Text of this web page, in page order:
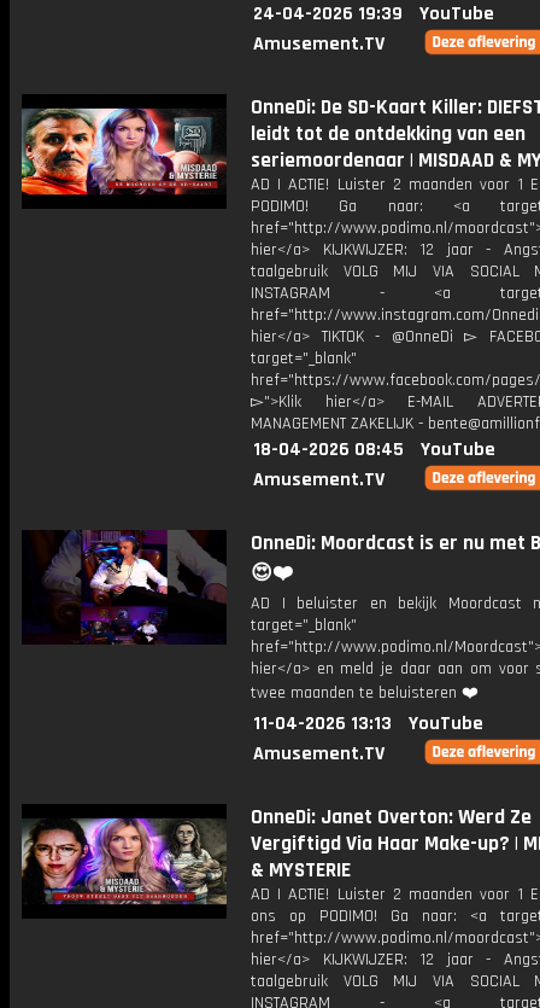
24-04-2026 19:39
YouTube
Amusement.TV
OnneDi: De SD-Kaart Killer:
leidt tot de ontdekking van een
seriemoordenaar | MISDAAD &
AD | ACTIE! Luister 2 maanden voor 1
PODIMO! Ga naar: <a
href="http://www.podimo.nl/
hier</a> KIJKWIJZER: 12 jaar -
taalgebruik VOLG MIJ VIA SOCIAL
INSTAGRAM - <a
href="http://www.instagram.com/
hier</a> TIKTOK - @OnneDi ▻
target="_blank"
href="https://www.facebook.com/pages/
▻">Klik hier</a> E-MAIL
MANAGEMENT ZAKELIJK -
18-04-2026 08:45
YouTube
Amusement.TV
OnneDi: Moordcast is er nu met
😍❤️
AD | beluister en bekijk Moordcast
target="_blank"
href="http://www.podimo.nl/
hier</a> en meld je daar aan om voor
twee maanden te beluisteren ❤️
11-04-2026 13:13
YouTube
Amusement.TV
OnneDi: Janet Overton: Werd Ze
Vergiftigd Via Haar Make-up? |
& MYSTERIE
AD | ACTIE! Luister 2 maanden voor 1
ons op PODIMO! Ga naar: <a
href="http://www.podimo.nl/
hier</a> KIJKWIJZER: 12 jaar -
taalgebruik VOLG MIJ VIA SOCIAL
INSTAGRAM - <a